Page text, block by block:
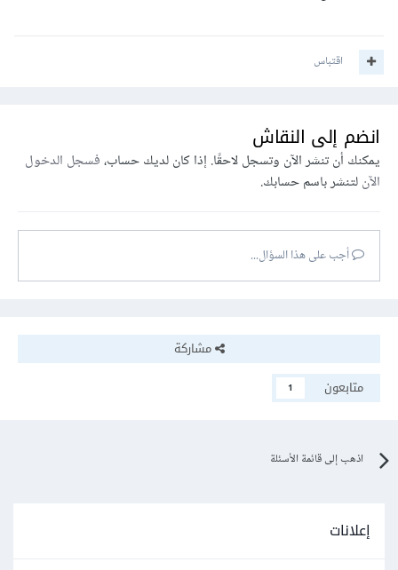
اقتباس
انضم إلى النقاش
يمكنك أن تنشر الآن وتسجل لاحقًا. إذا كان لديك حساب،فسجل الدخول
الآنلتنشر باسم حسابك.
أجب على هذا السؤال...
مشاركة
متابعون
1
اذهب إلى قائمة الأسئلة
إعلانات